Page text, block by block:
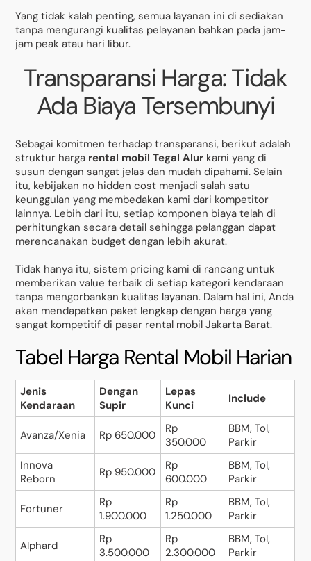
Yang tidak kalah penting, semua layanan ini di sediakan
tanpa mengurangi kualitas pelayanan bahkan pada jam-
jam peak atau hari libur.
Transparansi Harga: Tidak
Ada Biaya Tersembunyi
Sebagai komitmen terhadap transparansi, berikut adalah
struktur harga rental mobil Tegal Alur kami yang di
susun dengan sangat jelas dan mudah dipahami. Selain
itu, kebijakan no hidden cost menjadi salah satu
keunggulan yang membedakan kami dari kompetitor
lainnya. Lebih dari itu, setiap komponen biaya telah di
perhitungkan secara detail sehingga pelanggan dapat
merencanakan budget dengan lebih akurat.
Tidak hanya itu, sistem pricing kami di rancang untuk
memberikan value terbaik di setiap kategori kendaraan
tanpa mengorbankan kualitas layanan. Dalam hal ini, Anda
akan mendapatkan paket lengkap dengan harga yang
sangat kompetitif di pasar rental mobil Jakarta Barat.
Tabel Harga Rental Mobil Harian
Jenis
Kendaraan
Dengan
Supir
Lepas
Kunci
Include
Avanza/Xenia Rp 650.000
Rp
350.000
BBM, Tol,
Parkir
Innova
Reborn
Rp 950.000
Rp
600.000
BBM, Tol,
Parkir
Fortuner
Rp
1.900.000
Rp
1.250.000
BBM, Tol,
Parkir
Alphard
Rp
3.500.000
Rp
2.300.000
BBM, Tol,
Parkir